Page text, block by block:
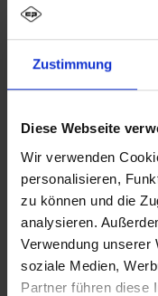
Zustimmung
Diese Webseite
Wir verwenden
personalisieren,
zu können und die
analysieren.
Verwendung unserer
soziale Medien,
Partner führen diese